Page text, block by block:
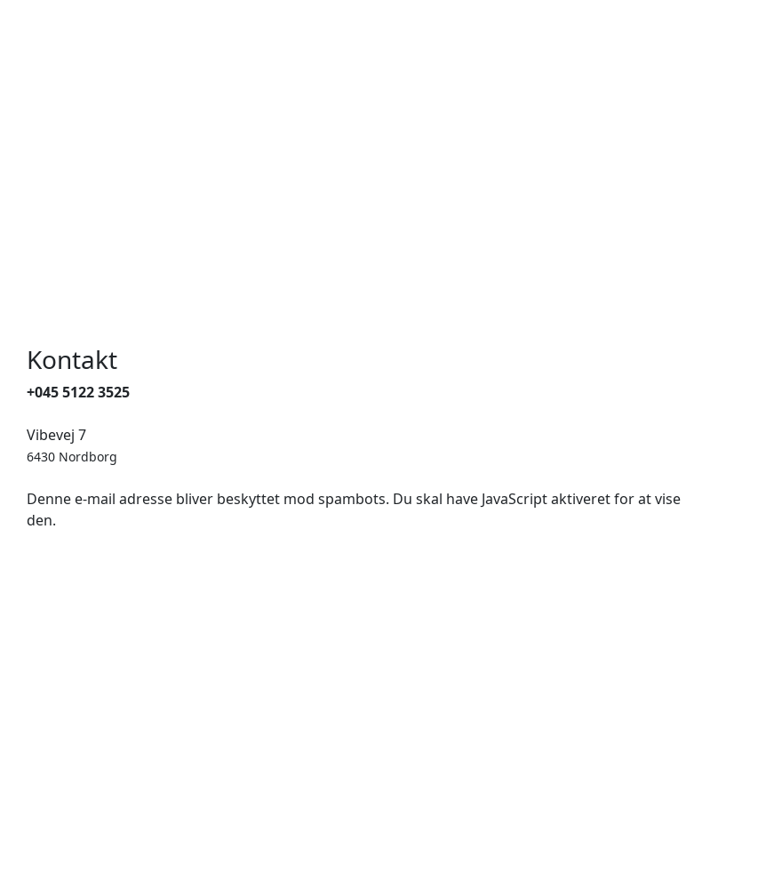
Kontakt
+045 5122 3525
Vibevej 7
6430 Nordborg
Denne e-mail adresse bliver beskyttet mod spambots. Du skal have JavaScript aktiveret for at vise
den.